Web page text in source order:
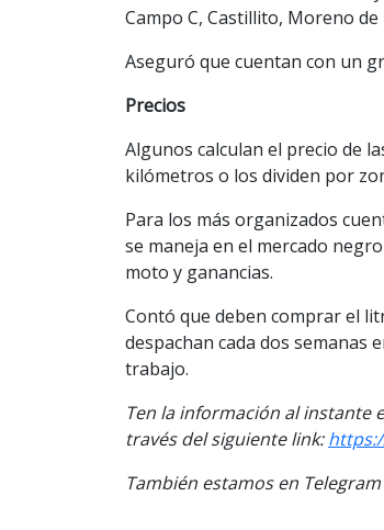
Campo C, Castillito, Moreno
Aseguró que cuentan con un
Precios
Algunos calculan el precio de
kilómetros o los dividen por
Para los más organizados
se maneja en el mercado
moto y ganancias.
Contó que deben comprar el
despachan cada dos semanas
trabajo.
Ten la información al instante
través del siguiente link:
También estamos en